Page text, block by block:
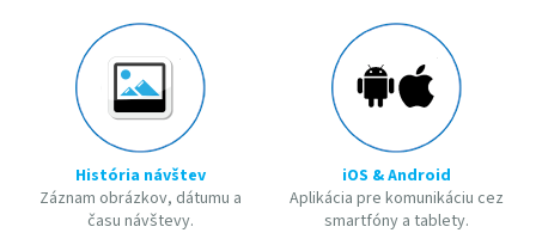
História návštev
Záznam obrázkov, dátumu a
času návštevy.
iOS & Android
Aplikácia pre komunikáciu cez
smartfóny a tablety.